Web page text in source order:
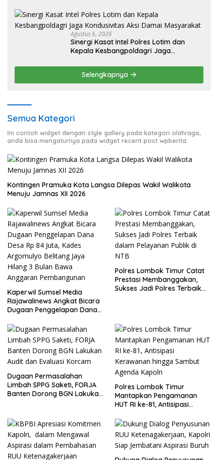
Kapolri
Agustus 6, 2026
Sinergi Kasat Intel Polres Lotim dan
Kepala Kesbangpoldagri Jaga
Selengkapnya
Semua Kategori
Ini contoh widget dengan style gallery pada kategori olahraga,
anda bisa mengaturnya pada widget recent post wpberita.
Kontingen Pramuka Kota Langsa Dilepas Wakil Walikota
Menuju Jamnas XII 2026
Kaperwil Sumsel Media
Rajawalinews Angkat Bicara
Dugaan Penggelapan Dana
Argomulyo Belitang Jaya
Hilang 3 Bulan Bawa
Anggaran Pembangunan
Polres Lombok Timur Catat
Prestasi Membanggakan,
Sukses Jadi Polres Terbaik
Dugaan Permasalahan
Limbah SPPG Saketi, FORJA
Banten Dorong BGN Lakukan
Polres Lombok Timur
Mantapkan Pengamanan
HUT RI ke-81, Antisipasi
Agenda Kapolri